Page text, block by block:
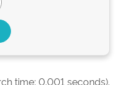
time: 0.001 seconds).